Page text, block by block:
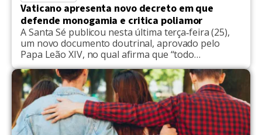
Vaticano apresenta novo decreto em que
defende monogamia e critica poliamor
A Santa Sé publicou nesta última terça‑feira (25),
um novo documento doutrinal, aprovado pelo
Papa Leão XIV, no qual afirma que “todo
casamento autêntico é uma unidade composta por
duas pessoas, que exige uma relação tão íntima e
totalizante que não pode ser compartilhada com
outras.” O texto, identificado como uma Nota
Doutrinal sobre o […]